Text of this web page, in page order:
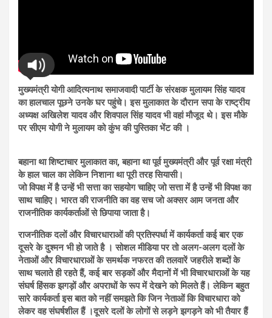
मुख्यमंत्री योगी आदित्यनाथ समाजवादी पार्टी के संरक्षक मुलायम सिंह यादव
का हालचाल पूछने उनके घर पहुंचे। इस मुलाकात के दौरान सपा के राष्ट्रीय
अध्यक्ष अखिलेश यादव और शिवपाल सिंह यादव भी वहां मौजूद थे। इस मौके
पर सीएम योगी ने मुलायम को कुंभ की पुस्तिका भेंट की ।
बहाना था शिष्टाचार मुलाकात का, बहाना था पूर्व मुख्यमंत्री और पूर्व रक्षा मंत्री
के हाल चाल का लेकिन निशाना था पूरी तरह सियासी।
जो विपक्ष में है उन्हें भी सत्ता का सहयोग चाहिए जो सत्ता में है उन्हें भी विपक्ष का
साथ चाहिए। भारत की राजनीति का वह सच जो अक्सर आम जनता और
राजनीतिक कार्यकर्ताओं से छिपाया जाता है।
राजनीतिक दलों और विचारधाराओं की प्रतिस्पर्धा में कार्यकर्ता कई बार एक
दूसरे के दुश्मन भी हो जाते है । सोशल मीडिया पर तो अलग-अलग दलों के
नेताओं और विचारधाराओं के समर्थक नफरत की तलवारें जहरीले शब्दों के
साथ चलाते ही रहते हैं, कई बार सड़कों और मैदानों में भी विचारधाराओं के यह
संघर्ष हिंसक झगड़ों और अपराधों के रूप में देखने को मिलते हैं। लेकिन बहुत
सारे कार्यकर्ता इस बात को नहीं समझते कि जिन नेताओं कि विचारधारा को
लेकर वह संघर्षशील हैं ।दूसरे दलों के लोगों से लड़ने झगड़ने को भी तैयार हैं